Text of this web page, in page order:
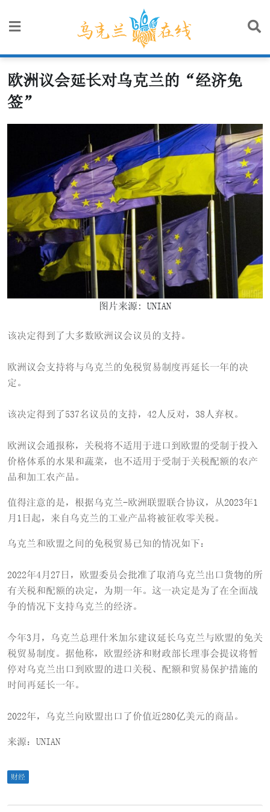
欧洲议会延长对乌克兰的“经济免
签”
图片来源: UNIAN
该决定得到了大多数欧洲议会议员的支持。
欧洲议会支持将与乌克兰的免税贸易制度再延长一年的决
定。
该决定得到了537名议员的支持，42人反对，38人弃权。
欧洲议会通报称，关税将不适用于进口到欧盟的受制于投入
价格体系的水果和蔬菜，也不适用于受制于关税配额的农产
品和加工农产品。
值得注意的是，根据乌克兰-欧洲联盟联合协议，从2023年1
月1日起，来自乌克兰的工业产品将被征收零关税。
乌克兰和欧盟之间的免税贸易已知的情况如下：
2022年4月27日，欧盟委员会批准了取消乌克兰出口货物的所
有关税和配额的决定，为期一年。这一决定是为了在全面战
争的情况下支持乌克兰的经济。
今年3月，乌克兰总理什米加尔建议延长乌克兰与欧盟的免关
税贸易制度。据他称，欧盟经济和财政部长理事会提议将暂
停对乌克兰出口到欧盟的进口关税、配额和贸易保护措施的
时间再延长一年。
2022年，乌克兰向欧盟出口了价值近280亿美元的商品。
来源：UNIAN
财经